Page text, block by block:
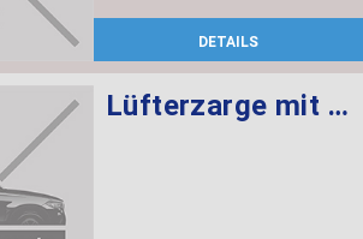
DETAILS
Lüfterzarge mit Lüfter 600W